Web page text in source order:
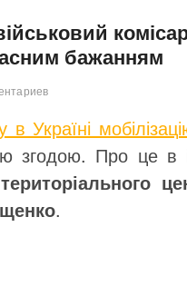
бажанням
Україні
згодою. Про це в
.